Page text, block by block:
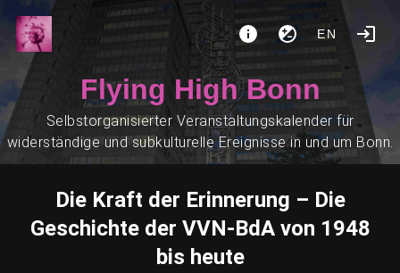
EN
Flying High Bonn
Selbstorganisierter Veranstaltungskalender für
widerständige und subkulturelle Ereignisse in und um Bonn.
Die Kraft der Erinnerung – Die
Geschichte der VVN-BdA von 1948
bis heute